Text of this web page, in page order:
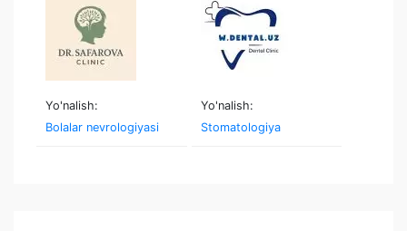
Yo'nalish:
Bolalar nevrologiyasi
Yo'nalish:
Stomatologiya